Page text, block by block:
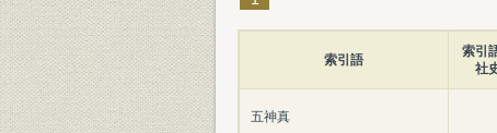
索引語
索引
社
五神真